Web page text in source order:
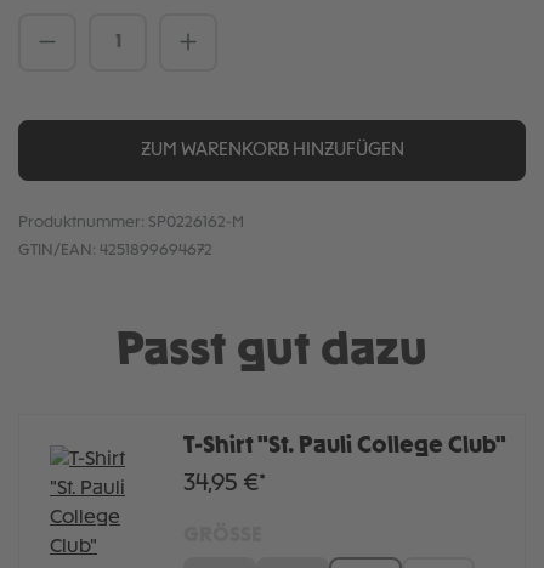
Produkt Anzahl: Gib den gewünschten
ZUM WARENKORB HINZUFÜGEN
Produktnummer: SP0226162-M
GTIN/EAN: 4251899694672
Passt gut dazu
T-Shirt "St. Pauli College Club"
34,95 €*